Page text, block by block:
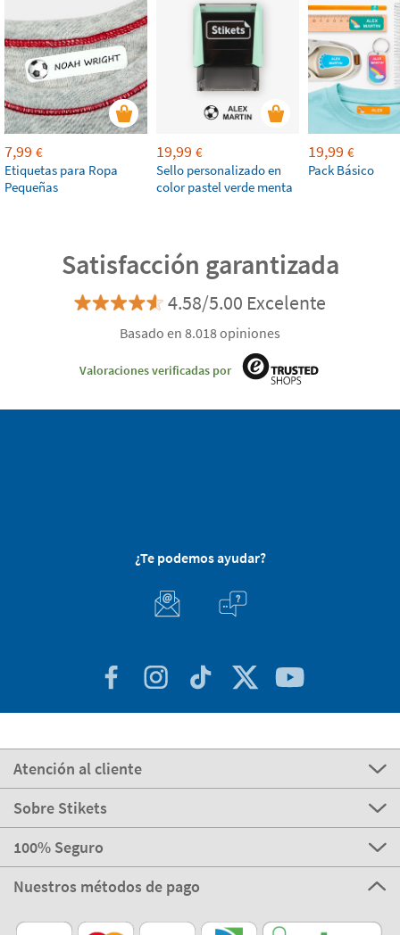
7,99 €
Etiquetas para Ropa
Pequeñas
19,99 €
Sello personalizado en
color pastel verde menta
19,99 €
Pack Básico
Satisfacción garantizada
4.58/5.00 Excelente
Basado en 8.018 opiniones
Valoraciones verificadas por
¿Te podemos ayudar?
Atención al cliente
Sobre Stikets
100% Seguro
Nuestros métodos de pago